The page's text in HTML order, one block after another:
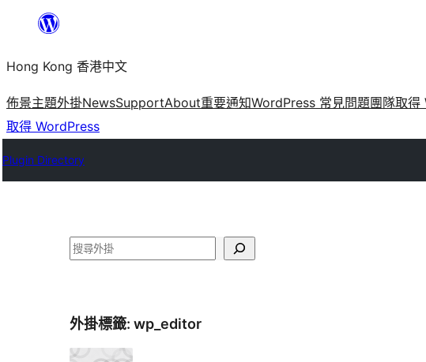
主
要
內
容
Hong Kong 香港中文
佈景主題外掛NewsSupportAbout重要通知WordPress 常見問題團隊取得
取得 WordPress
Plugin Directory
搜
外掛標籤: wp_editor